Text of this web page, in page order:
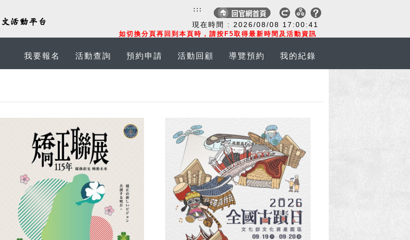
現在時間 : 2026/08/08 17:00:42
如切換分頁再回到本頁時，請按F5取得最新時間及活動資訊
:::
我要報名 活動查詢 預約申請 活動回顧 導覽預約 我的紀錄